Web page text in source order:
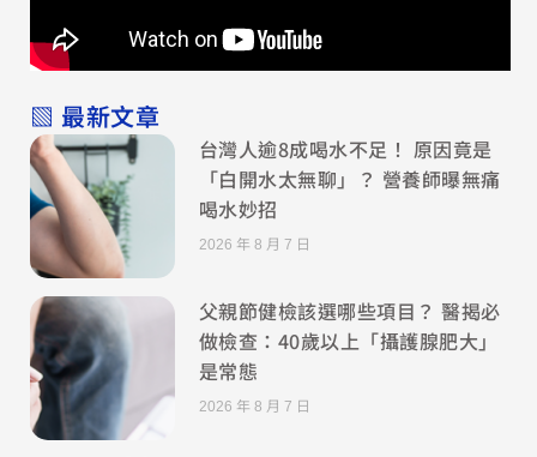
▧ 最新文章
台灣人逾8成喝水不足！ 原因竟是
「白開水太無聊」？ 營養師曝無痛
喝水妙招
2026 年 8 月 7 日
父親節健檢該選哪些項目？ 醫揭必
做檢查：40歲以上「攝護腺肥大」
是常態
2026 年 8 月 7 日